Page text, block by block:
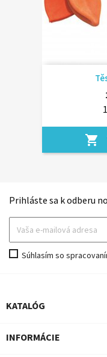
shopping_cart
Prihláste sa k odberu
Súhlasím so
KATALÓG
INFORMÁCIE